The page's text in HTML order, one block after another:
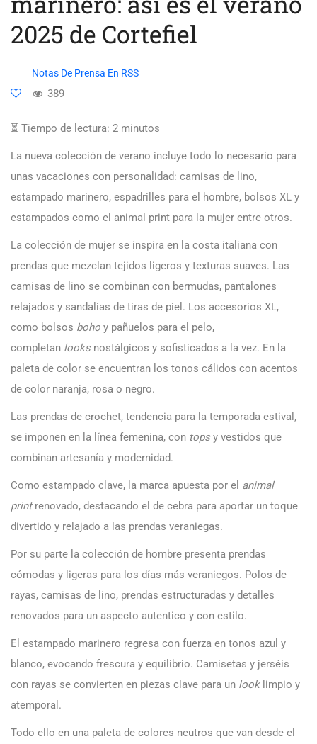
2025 de Cortefiel
Notas De Prensa En RSS
389
⏳ Tiempo de lectura: 2 minutos
La nueva colección de verano incluye todo lo necesario para
unas vacaciones con personalidad: camisas de lino,
estampado marinero, espadrilles para el hombre, bolsos XL y
estampados como el animal print para la mujer entre otros.
La colección de mujer se inspira en la costa italiana con
prendas que mezclan tejidos ligeros y texturas suaves. Las
camisas de lino se combinan con bermudas, pantalones
relajados y sandalias de tiras de piel. Los accesorios XL,
como bolsos boho y pañuelos para el pelo,
completan looks nostálgicos y sofisticados a la vez. En la
paleta de color se encuentran los tonos cálidos con acentos
de color naranja, rosa o negro.
Las prendas de crochet, tendencia para la temporada estival,
se imponen en la línea femenina, con topsy vestidos que
combinan artesanía y modernidad.
Como estampado clave, la marca apuesta por el animal
printrenovado, destacando el de cebra para aportar un toque
divertido y relajado a las prendas veraniegas.
Por su parte la colección de hombre presenta prendas
cómodas y ligeras para los días más veraniegos. Polos de
rayas, camisas de lino, prendas estructuradas y detalles
renovados para un aspecto autentico y con estilo.
El estampado marinero regresa con fuerza en tonos azul y
blanco, evocando frescura y equilibrio. Camisetas y jerséis
con rayas se convierten en piezas clave para un look limpio y
atemporal.
Todo ello en una paleta de colores neutros que van desde el